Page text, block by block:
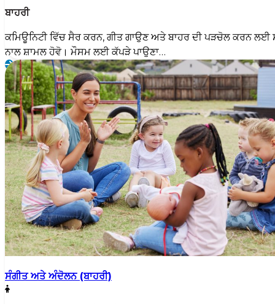
ਬਾਹਰੀ
ਕਮਿਊਨਿਟੀ ਵਿੱਚ ਸੈਰ ਕਰਨ, ਗੀਤ ਗਾਉਣ ਅਤੇ ਬਾਹਰ ਦੀ ਪੜਚੋਲ ਕਰਨ ਲਈ
ਨਾਲ ਸ਼ਾਮਲ ਹੋਵੋ। ਮੌਸਮ ਲਈ ਕੱਪੜੇ ਪਾਉਣਾ…
ਸੰਗੀਤ ਅਤੇ ਅੰਦੋਲਨ (ਬਾਹਰੀ)